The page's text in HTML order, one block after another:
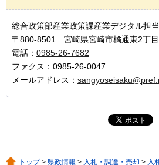
総合政策部産業政策課産業デジタル担
〒880-8501 宮崎県宮崎市橘通東2丁
電話： 0985-26-7682
ファクス：0985-26-0047
メールアドレス：
トップ> 県政情報 > 入札・調達・売却 > 入